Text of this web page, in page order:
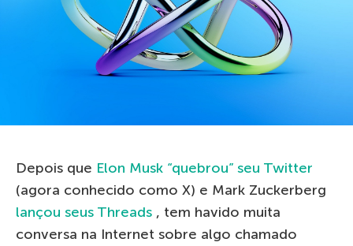
Depois que Elon Musk “quebrou” seu Twitter
(agora conhecido como X) e Mark Zuckerberg
lançou seus Threads , tem havido muita
conversa na Internet sobre algo chamado